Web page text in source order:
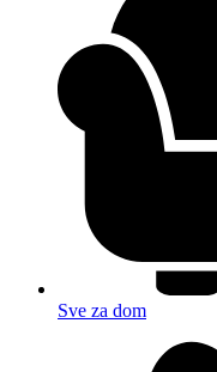
Sve za dom